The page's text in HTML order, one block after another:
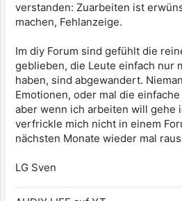
verstanden: Zuarbeiten ist
machen, Fehlanzeige.
Im diy Forum sind gefühlt die
geblieben, die Leute einfach nur
haben, sind abgewandert.
Emotionen, oder mal die
aber wenn ich arbeiten will gehe
verfrickle mich nicht in einem
nächsten Monate wieder mal
LG Sven